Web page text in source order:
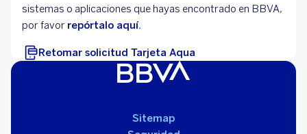
sistemas o aplicaciones que hayas encontrado en BBVA,
por favor repórtalo aquí.
Retomar solicitud Tarjeta Aqua
Sitemap